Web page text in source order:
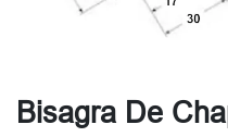
Bisagra De